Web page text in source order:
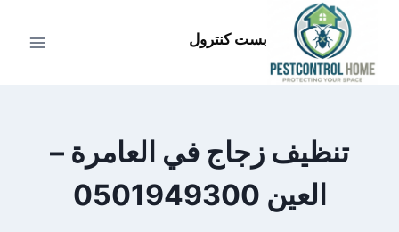
المحتوى
بست كنترول
تنظيف زجاج في العامرة –
العين 0501949300